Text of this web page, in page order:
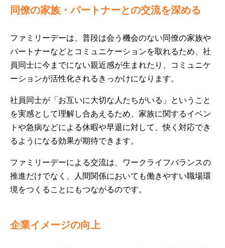
同僚の家族・パートナーとの交流を深める
ファミリーデーは、普段は会う機会のない同僚の家族や
パートナーなどとコミュニケーションを取れるため、社
員同士に今までにない親近感が生まれたり、コミュニケ
ーションが活性化されるきっかけになります。
社員同士が「お互いに大切な人たちがいる」ということ
を実感として理解し合あえるため、家族に関するイベン
トや急病などによる休暇や早退に対して、快く対応でき
るようになる効果が期待できます。
ファミリーデーによる交流は、ワークライフバランスの
推進だけでなく、人間関係においても働きやすい職場環
境をつくることにもつながるのです。
企業イメージの向上